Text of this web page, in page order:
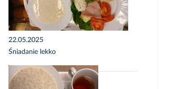
22.05.2025
Śniadanie lekko